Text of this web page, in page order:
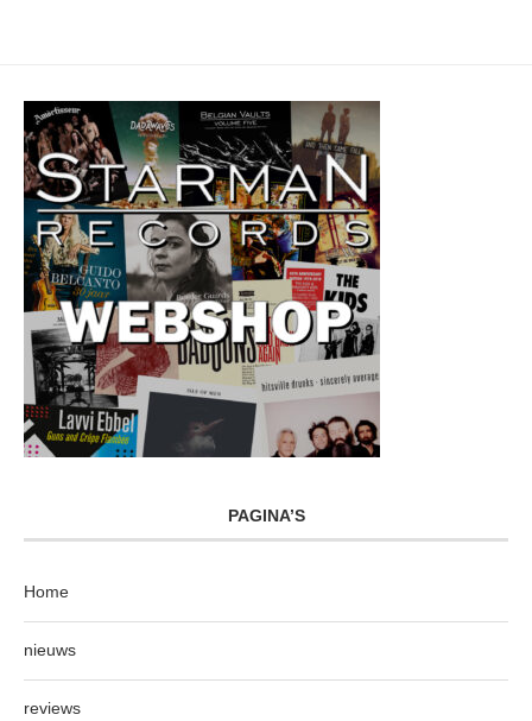
PAGINA’S
Home
nieuws
reviews